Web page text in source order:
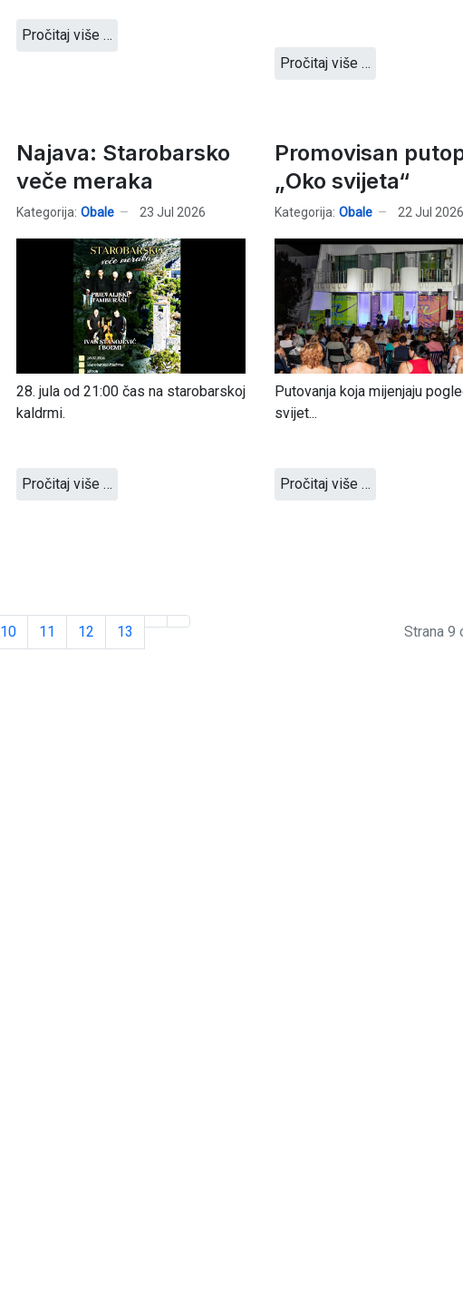
Pročitaj više …
Pročitaj više …
Najava: Starobarsko
veče meraka
Kategorija: Obale 23 Jul 2026
28. jula od 21:00 čas na starobarskoj
kaldrmi.
Pročitaj više …
Promovisan
„Oko svijeta“
Kategorija: Obale 22 Jul 2026
Putovanja koja mijenjaju
svijet...
Pročitaj više …
10 11 12 13 Strana 9